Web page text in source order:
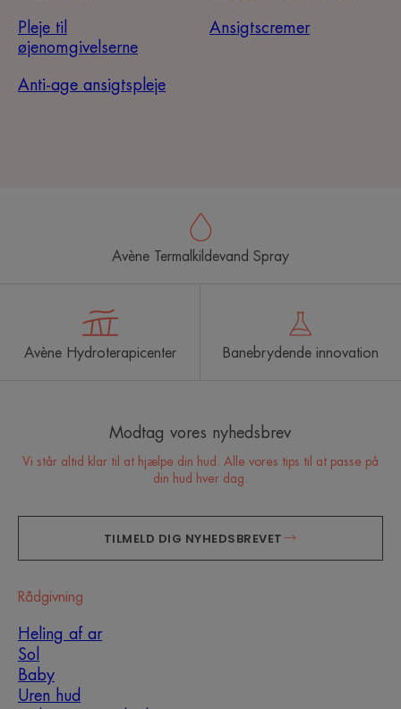
Pleje til
øjenomgivelserne
Ansigtscremer
Anti-age ansigtspleje
Avène Termalkildevand Spray
Avène Hydroterapicenter Banebrydende innovation
Modtag vores nyhedsbrev
Vi står altid klar til at hjælpe din hud. Alle vores tips til at passe på
din hud hver dag.
TILMELD DIG NYHEDSBREVET
Rådgivning
Heling af ar
Sol
Baby
Uren hud